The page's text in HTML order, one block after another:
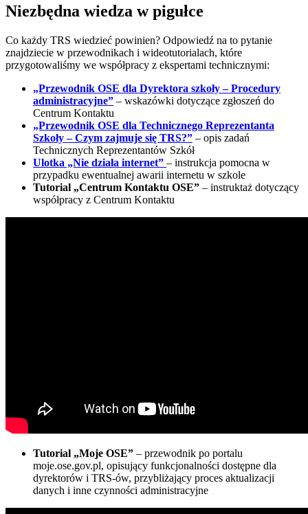
Niezbędna wiedza w pigułce
Co każdy TRS wiedzieć powinien? Odpowiedź na to pytanie
znajdziecie w przewodnikach i wideotutorialach, które
przygotowaliśmy we współpracy z ekspertami technicznymi:
„Przewodnik OSE dla Dyrektora szkoły – Procedury
administracyjne” – wskazówki dotyczące zgłoszeń do
Centrum Kontaktu
„Przewodnik OSE dla Technicznego Reprezentanta
Szkoły – Czym zajmuje się TRS?” – opis zadań
Technicznych Reprezentantów Szkół
Ulotka „Nie działa internet” – instrukcja pomocna w
przypadku ewentualnej awarii internetu w szkole
Tutorial „Centrum Kontaktu OSE” – instruktaż dotyczący
współpracy z Centrum Kontaktu
Tutorial „Moje OSE” – przewodnik po portalu
moje.ose.gov.pl, opisujący funkcjonalności dostępne dla
dyrektorów i TRS-ów, przybliżający proces aktualizacji
danych i inne czynności administracyjne